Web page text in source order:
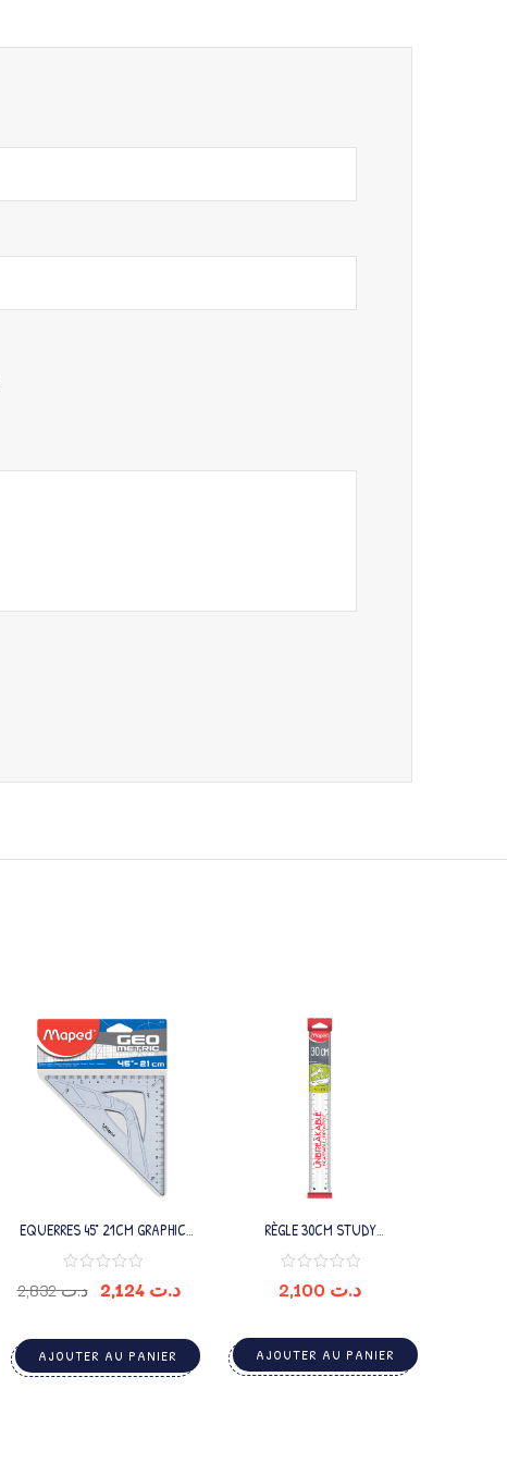
EQUERRES 45° 21CM GRAPHIC
MAPED
د.ت2,832 د.ت 2,124
AJOUTER AU PANIER
RÈGLE 30CM STUDY
UNBREAKABLE TRANS FLOW
د.ت
AJOUTER AU PANIER